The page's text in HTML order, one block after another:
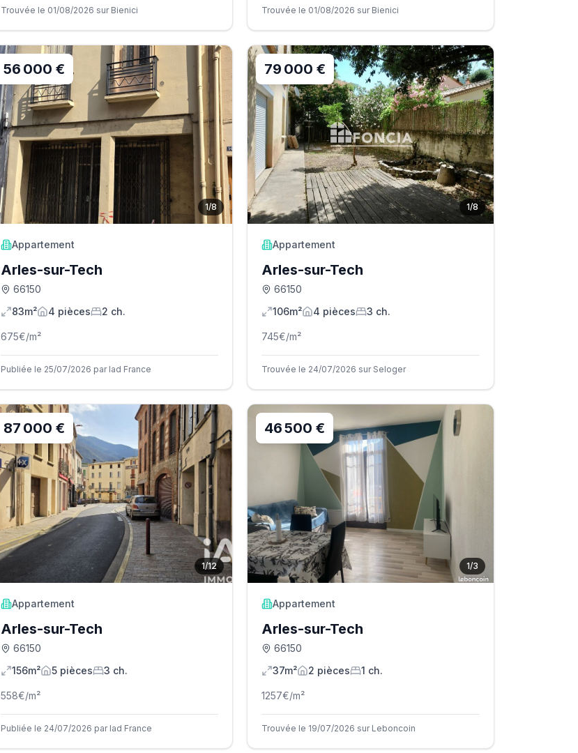
Trouvée le 01/08/2026 sur Bienici Trouvée le 01/08/2026 sur Bienici
1/8
56 000 €
Appartement
Arles-sur-Tech
66150
83m²
4 pièces 2 ch.
675€/m²
Publiée le 25/07/2026 par Iad France
1/8
79 000 €
Appartement
Arles-sur-Tech
66150
106m²
4 pièces 3 ch.
745€/m²
Trouvée le 24/07/2026 sur Seloger
1/12
87 000 €
Appartement
Arles-sur-Tech
66150
156m²
5pièces 3 ch.
558€/m²
Publiée le 24/07/2026 par Iad France
1/3
46 500 €
Appartement
Arles-sur-Tech
66150
37m²
2 pièces 1 ch.
1257€/m²
Trouvée le 19/07/2026 sur Leboncoin